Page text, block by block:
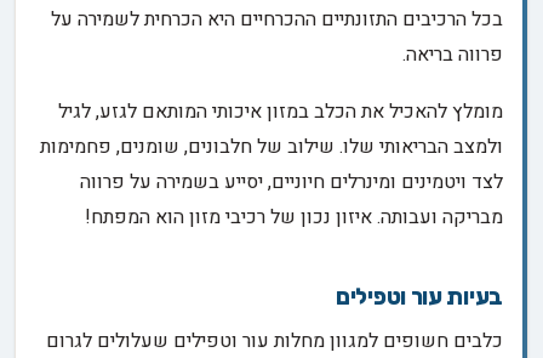
בכל הרכיבים התזונתיים ההכרחיים היא הכרחית לשמירה על
פרווה בריאה.
מומלץ להאכיל את הכלב במזון איכותי המותאם לגזע, לגיל
ולמצב הבריאותי שלו. שילוב של חלבונים, שומנים, פחמימות
לצד ויטמינים ומינרלים חיוניים, יסייע בשמירה על פרווה
מבריקה ועבותה. איזון נכון של רכיבי מזון הוא המפתח!
בעיות עור וטפילים
כלבים חשופים למגוון מחלות עור וטפילים שעלולים לגרום